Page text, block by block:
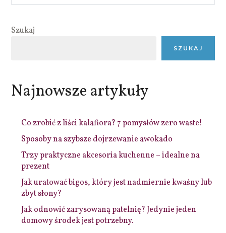
Szukaj
SZUKAJ
Najnowsze artykuły
Co zrobić z liści kalafiora? 7 pomysłów zero waste!
Sposoby na szybsze dojrzewanie awokado
Trzy praktyczne akcesoria kuchenne – idealne na
prezent
Jak uratować bigos, który jest nadmiernie kwaśny lub
zbyt słony?
Jak odnowić zarysowaną patelnię? Jedynie jeden
domowy środek jest potrzebny.